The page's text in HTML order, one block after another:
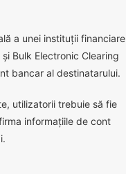
a unei instituții financiare
Bulk Electronic Clearing
bancar al destinatarului.
utilizatorii trebuie să fie
informațiile de cont